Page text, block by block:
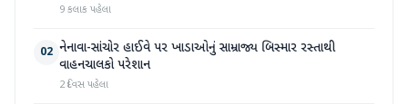
9 કલાક પહેલા
02 નેનાવા-સાંચોર હાઈવે પર ખાડાઓનું સામ્રાજ્ય બિસ્માર રસ્તાથી
વાહનચાલકો પરેશાન
2 દિવસ પહેલા